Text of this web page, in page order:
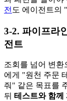
전 도 에이전트의
3-2. 파이프라
전트
조회를 넘어 변환
에게 "원천 주문
줘" 같은 목표를
뒤 테스트와 함께